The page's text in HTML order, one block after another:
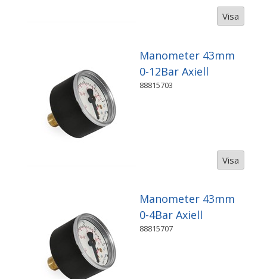
Visa
Manometer 43mm
0-12Bar Axiell
88815703
Visa
Manometer 43mm
0-4Bar Axiell
88815707